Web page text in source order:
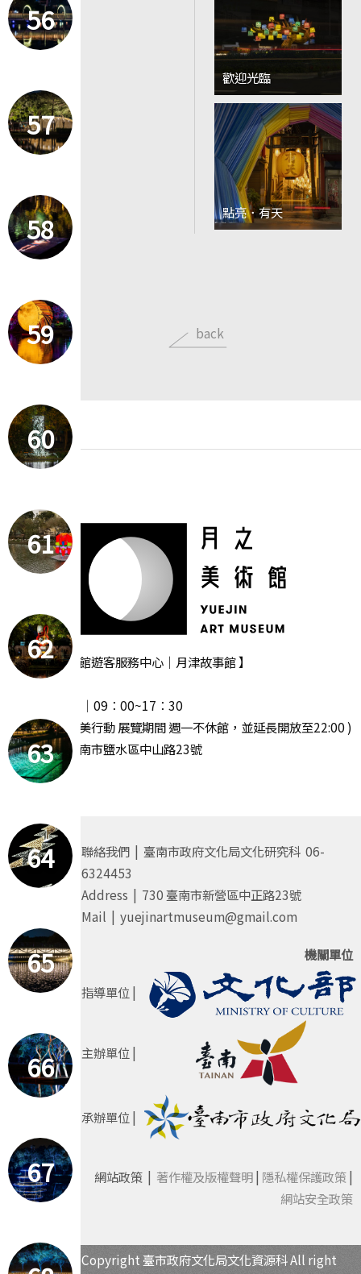
56
57
58
59
60
61
62
63
64
65
66
67
歡迎光臨
點亮．有天
back
【 月之美術館遊客服務中心｜月津故事館 】
‧ 週一休館
‧ 開放時間 │09：00~17：30
( 2025 漫月美行動 展覽期間 週一不休館，並延長開放至22:00 )
· 地址｜臺南市鹽水區中山路23號
聯絡我們 | 臺南市政府文化局文化研究科 06-
6324453
Address | 730 臺南市新營區中正路23號
Mail | yuejinartmuseum@gmail.com
機關單位
指導單位 |
主辦單位 |
承辦單位 |
網站政策 | 著作權及版權聲明| 隱私權保護政策|
網站安全政策
Copyright 臺市政府文化局文化資源科 All right